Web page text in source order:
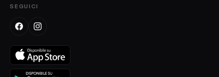
SEGUICI